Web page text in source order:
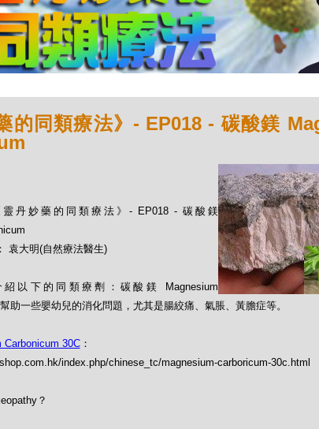
的同類療法》- EP018 - 碳酸鎂
丹妙藥的同類療法》- EP018 - 碳酸鎂
袁大明(自然療法醫生)
以下的同類療劑：碳酸鎂 Magnesium
助一些嬰幼兒的消化問題，尤其是腸絞痛、氣脹、黃膽症等。
Carbonicum 30C：
index.php/chinese_tc/magnesium-carboricum-30c.html
？